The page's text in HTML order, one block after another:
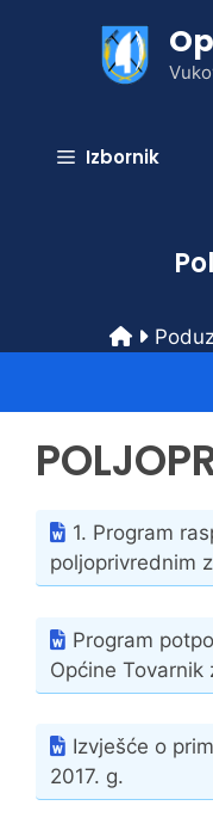
Izbornik
1. Program
poljoprivrednim
Program
Općine Tovarnik
Izvješće o
2017. g.